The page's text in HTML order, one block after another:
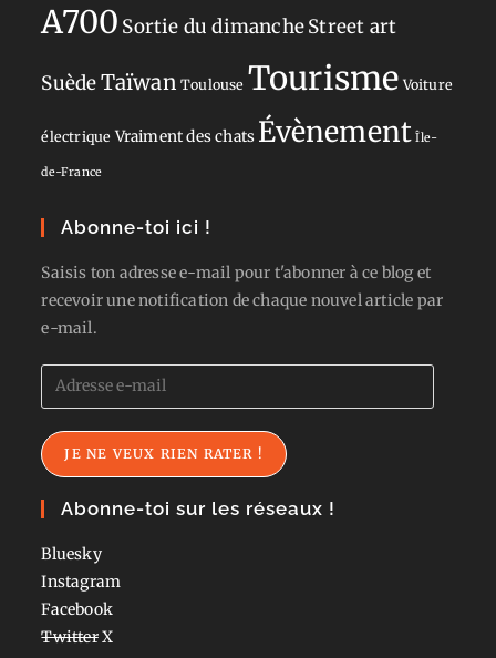
A700 Sortie du dimancheStreet art
SuèdeTaïwan Toulouse Tourisme Voiture
électrique Vraiment des chats Évènement Île-
de-France
Abonne-toi ici !
Saisis ton adresse e-mail pour t'abonner à ce blog et
recevoir une notification de chaque nouvel article par
e-mail.
Adresse
e-
mail
JE NE VEUX RIEN RATER !
Abonne-toi sur les réseaux !
Bluesky
Instagram
Facebook
TwitterX